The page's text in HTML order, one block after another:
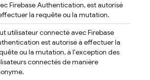
Firebase Authentication, est autorisé
la requête ou la mutation.
utilisateur connecté avecFirebase
est autorisé à effectuer la
ou la mutation, à l'exception des
connectés de manière